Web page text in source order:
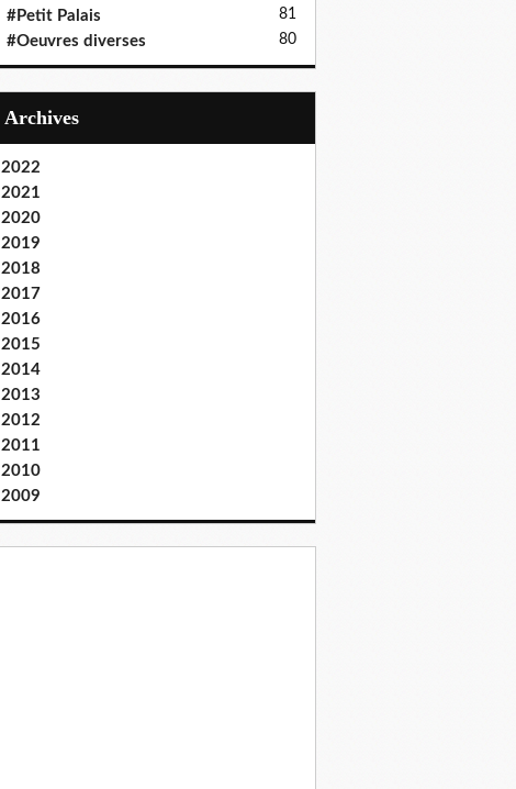
#Petit Palais 81
#Oeuvres diverses 80
Archives
2022
2021
2020
2019
2018
2017
2016
2015
2014
2013
2012
2011
2010
2009